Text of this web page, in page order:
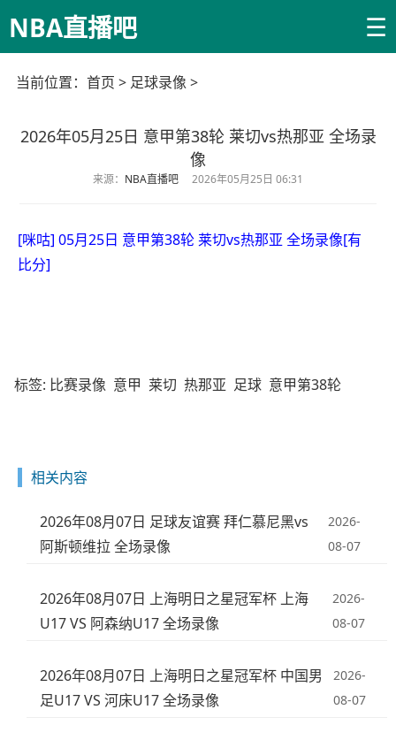
NBA直播吧 ☰
当前位置： 首页 > 足球录像 >
2026年05月25日 意甲第38轮 莱切vs热那亚 全场录
像
来源： NBA直播吧 2026年05月25日 06:31
[咪咕] 05月25日 意甲第38轮 莱切vs热那亚 全场录像[有
比分]
标签: 比赛录像 意甲 莱切 热那亚 足球 意甲第38轮
相关内容
2026年08月07日 足球友谊赛 拜仁慕尼黑vs
阿斯顿维拉 全场录像
2026-
08-07
2026年08月07日 上海明日之星冠军杯 上海
U17 VS 阿森纳U17 全场录像
2026-
08-07
2026年08月07日 上海明日之星冠军杯 中国男
足U17 VS 河床U17 全场录像
2026-
08-07